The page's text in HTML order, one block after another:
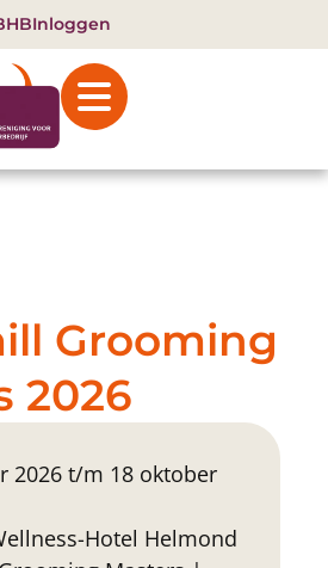
Inloggen
Grooming
2026
2026 t/m 18 oktober
Hotel Helmond